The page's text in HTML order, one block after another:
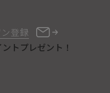
登録
トプレゼント！